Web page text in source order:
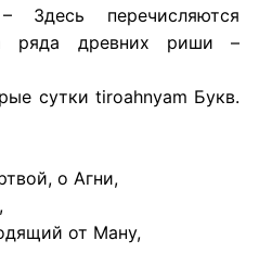
Здесь перечисляются
ряда древних риши –
сутки tiroahnyam Букв.
о Агни,
от Ману,